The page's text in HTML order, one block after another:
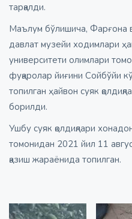
тарқалди.
Маълум бўлишича, Фарғона
давлат музейи ходимлари
университети олимлари
фуқаролар йиғини Сойбўйи
топилган ҳайвон суяк
борилди.
Ушбу суяк қолдиқлари
томонидан 2021 йил 11
қазиш жараёнида топилган.